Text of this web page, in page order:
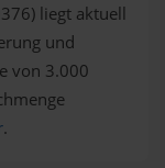
liegt aktuell
und
von 3.000
.